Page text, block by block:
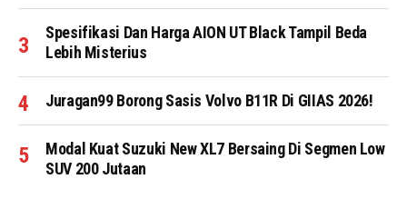
Spesifikasi Dan Harga AION UT Black Tampil Beda
Lebih Misterius
Juragan99 Borong Sasis Volvo B11R Di GIIAS 2026!
Modal Kuat Suzuki New XL7 Bersaing Di Segmen Low
SUV 200 Jutaan